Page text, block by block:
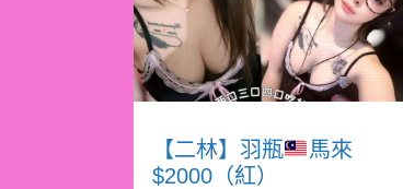
【二林】羽瓶
馬來
$2000（紅）